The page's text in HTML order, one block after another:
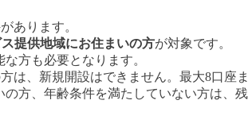
あります。
提供地域にお住まいの方が対象です。
な方も必要となります。
は、新規開設はできません。最大8口座
方、年齢条件を満たしていない方は、